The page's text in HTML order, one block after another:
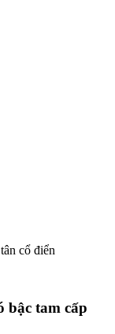
cổ điển
bậc tam cấp